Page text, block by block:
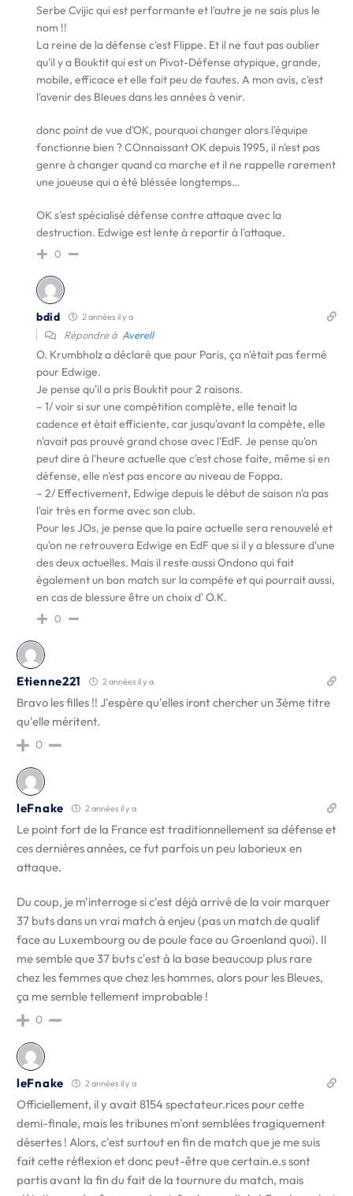
Serbe Cvijic qui est performante et l'autre je ne sais plus le
nom !!
La reine de la défense c'est Flippe. Et il ne faut pas oublier
qu'il y a Bouktit qui est un Pivot-Défense atypique, grande,
mobile, efficace et elle fait peu de fautes. A mon avis, c'est
l'avenir des Bleues dans les années à venir.
donc point de vue d'OK, pourquoi changer alors l'équipe
fonctionne bien ? COnnaissant OK depuis 1995, il n'est pas
genre à changer quand ca marche et il ne rappelle rarement
une joueuse qui a été bléssée longtemps…
OK s'est spécialisé défense contre attaque avec la
destruction. Edwige est lente à repartir à l'attaque.
0
bdid 2 années il y a
Répondre à Averell
O. Krumbholz a déclaré que pour Paris, ça n'était pas fermé
pour Edwige.
Je pense qu'il a pris Bouktit pour 2 raisons.
– 1/ voir si sur une compétition complète, elle tenait la
cadence et était efficiente, car jusqu'avant la compète, elle
n'avait pas prouvé grand chose avec l'EdF. Je pense qu'on
peut dire à l'heure actuelle que c'est chose faite, même si en
défense, elle n'est pas encore au niveau de Foppa.
– 2/ Effectivement, Edwige depuis le début de saison n'a pas
l'air très en forme avec son club.
Pour les JOs, je pense que la paire actuelle sera renouvelé et
qu'on ne retrouvera Edwige en EdF que si il y a blessure d'une
des deux actuelles. Mais il reste aussi Ondono qui fait
également un bon match sur la compète et qui pourrait aussi,
en cas de blessure être un choix d' O.K.
0
Etienne221 2 années il y a
Bravo les filles !! J'espère qu'elles iront chercher un 3ème titre
qu'elle méritent.
0
leFnake 2 années il y a
Le point fort de la France est traditionnellement sa défense et
ces dernières années, ce fut parfois un peu laborieux en
attaque.
Du coup, je m'interroge si c'est déjà arrivé de la voir marquer
37 buts dans un vrai match à enjeu (pas un match de qualif
face au Luxembourg ou de poule face au Groenland quoi). Il
me semble que 37 buts c'est à la base beaucoup plus rare
chez les femmes que chez les hommes, alors pour les Bleues,
ça me semble tellement improbable !
0
leFnake 2 années il y a
Officiellement, il y avait 8154 spectateur.rices pour cette
demi-finale, mais les tribunes m'ont semblées tragiquement
désertes ! Alors, c'est surtout en fin de match que je me suis
fait cette réflexion et donc peut-être que certain.e.s sont
partis avant la fin du fait de la tournure du match, mais